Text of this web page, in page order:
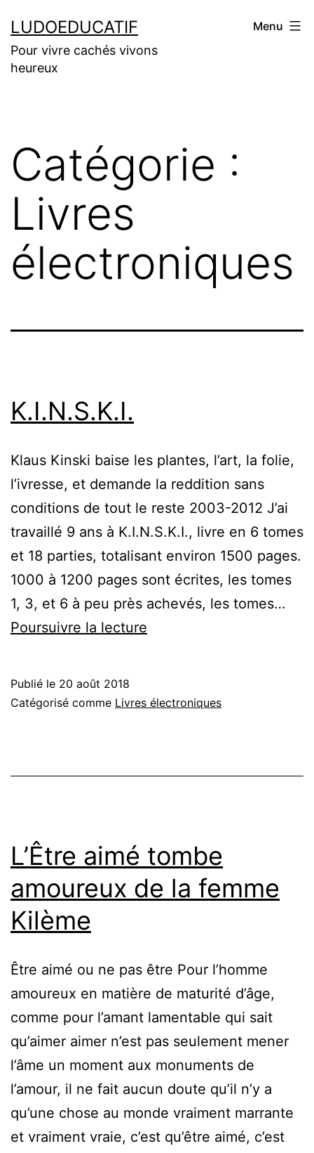
au
contenu
LUDOEDUCATIF
Pour vivre cachés vivons
heureux
Menu
Catégorie :
Livres
électroniques
K.I.N.S.K.I.
Klaus Kinski baise les plantes, l’art, la folie,
l’ivresse, et demande la reddition sans
conditions de tout le reste 2003-2012 J’ai
travaillé 9 ans à K.I.N.S.K.I., livre en 6 tomes
et 18 parties, totalisant environ 1500 pages.
1000 à 1200 pages sont écrites, les tomes
1, 3, et 6 à peu près achevés, les tomes…
Poursuivre la lecture
Publié le 20 août 2018
Catégorisé comme Livres électroniques
L’Être aimé tombe
amoureux de la femme
Kilème
Être aimé ou ne pas être Pour l’homme
amoureux en matière de maturité d’âge,
comme pour l’amant lamentable qui sait
qu’aimer aimer n’est pas seulement mener
l’âme un moment aux monuments de
l’amour, il ne fait aucun doute qu’il n’y a
qu’une chose au monde vraiment marrante
et vraiment vraie, c’est qu’être aimé, c’est